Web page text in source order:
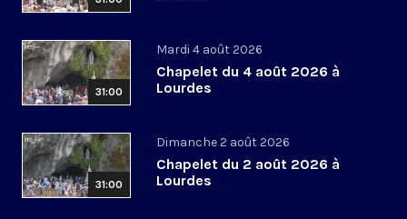
31:00
Mardi 4 août 2026
Chapelet du 4 août 2026 à
Lourdes
31:00
Dimanche 2 août 2026
Chapelet du 2 août 2026 à
Lourdes